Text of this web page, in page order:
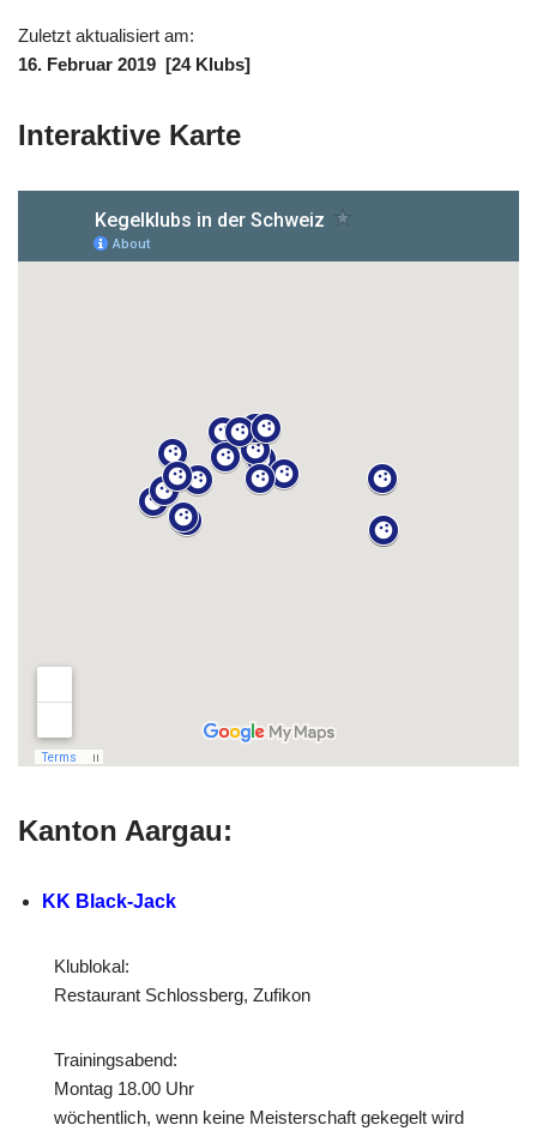
Zuletzt aktualisiert am:
16. Februar 2019 [24 Klubs]
Interaktive Karte
Kanton Aargau:
KK Black-Jack
Klublokal:
Restaurant Schlossberg, Zufikon
Trainingsabend:
Montag 18.00 Uhr
wöchentlich, wenn keine Meisterschaft gekegelt wird